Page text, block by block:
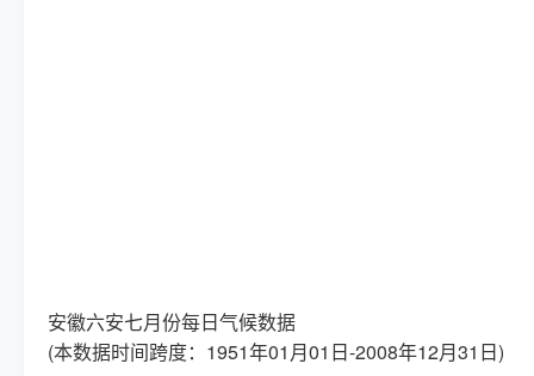
安徽六安七月份每日气候数据
(本数据时间跨度：1951年01月01日-2008年12月31日)